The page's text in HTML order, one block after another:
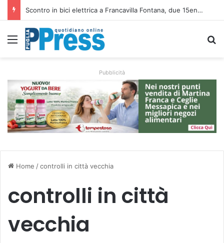
Scontro in bici elettrica a Francavilla Fontana, due 15enni ricoverati in gravi condizioni
Menu
Pubblicità
Home /controlli in città vecchia
controlli in città
vecchia